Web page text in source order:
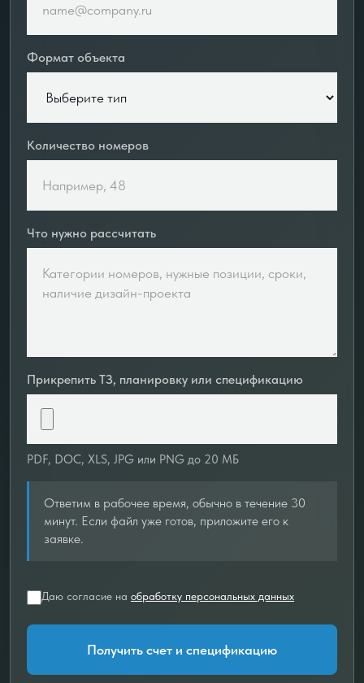
Формат объекта
Количество номеров
Что нужно рассчитать
Прикрепить ТЗ, планировку или спецификацию
PDF, DOC, XLS, JPG или PNG до 20 МБ
Ответим в рабочее время, обычно в течение 30
минут. Если файл уже готов, приложите его к
заявке.
Даю согласие на обработку персональных данных
Получить счет и спецификацию